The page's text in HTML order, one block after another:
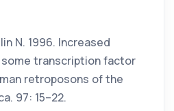
N. 1996. Increased
transcription factor
retroposons of the
97: 15–22.